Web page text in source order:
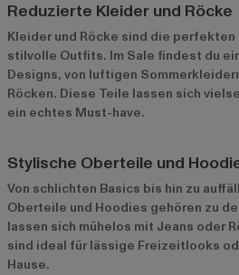
Reduzierte Kleider und Röcke
Kleider und Röcke sind die
stilvolle Outfits. Im Sale findest du
Designs, von luftigen
Röcken. Diese Teile lassen sich
ein echtes Must-have.
Stylische Oberteile und
Von schlichten Basics bis hin zu
Oberteile und Hoodies gehören zu
lassen sich mühelos mit Jeans oder
sind ideal für lässige Freizeitlooks
Hause.